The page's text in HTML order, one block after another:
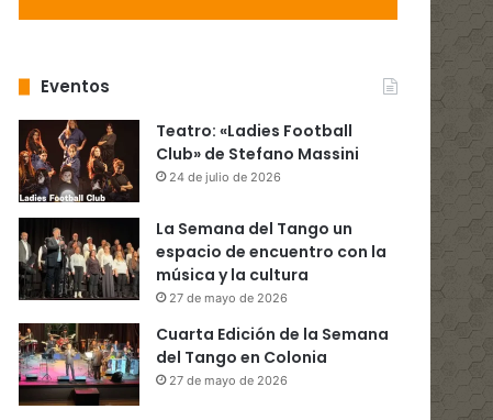
Eventos
Teatro: «Ladies Football
Club» de Stefano Massini
24 de julio de 2026
La Semana del Tango un
espacio de encuentro con la
música y la cultura
27 de mayo de 2026
Cuarta Edición de la Semana
del Tango en Colonia
27 de mayo de 2026